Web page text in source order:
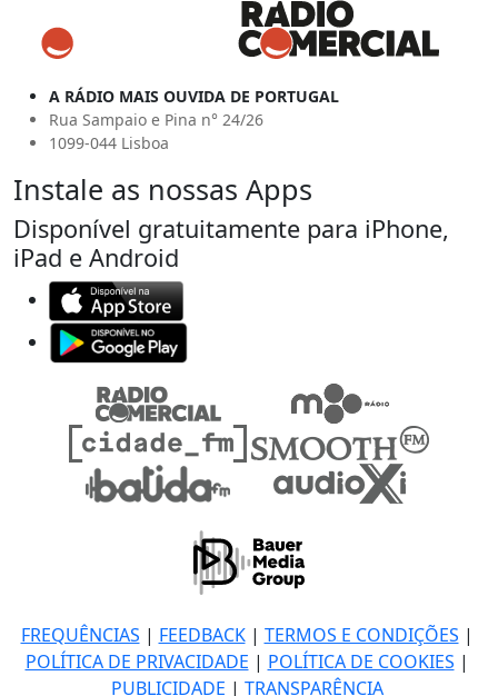
A RÁDIO MAIS OUVIDA DE PORTUGAL
Rua Sampaio e Pina n° 24/26
1099-044 Lisboa
Instale as nossas Apps
Disponível gratuitamente para iPhone,
iPad e Android
FREQUÊNCIAS | FEEDBACK| TERMOS E CONDIÇÕES |
POLÍTICA DE PRIVACIDADE | POLÍTICA DE COOKIES |
PUBLICIDADE | TRANSPARÊNCIA